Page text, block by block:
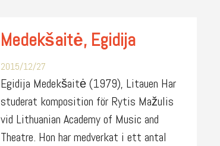
Medekšaitė, Egidija
2015/12/27
Egidija Medekšaitė (1979), Litauen Har
studerat komposition för Rytis Mažulis
vid Lithuanian Academy of Music and
Theatre. Hon har medverkat i ett antal